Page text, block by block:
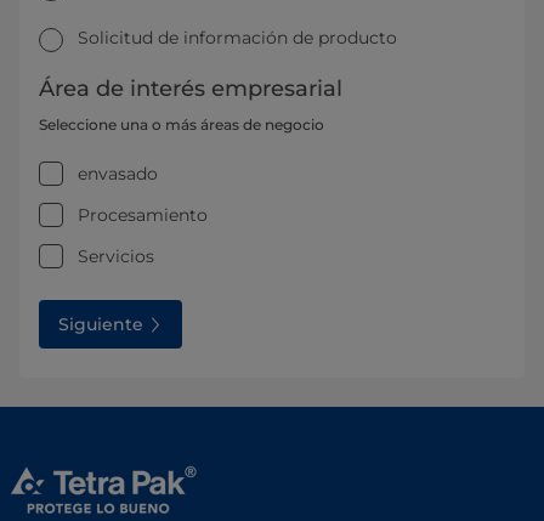
Solicitud de información de producto
Área de interés empresarial
Seleccione una o más áreas de negocio
envasado
Procesamiento
Servicios
Siguiente